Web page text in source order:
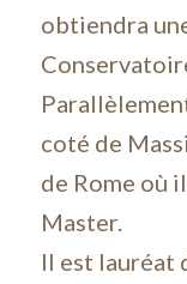
obtiendra
coté de
de Rome où
Master.
Il est lauréat